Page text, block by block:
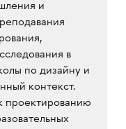
и
в
по дизайну и
контекст.
проектированию